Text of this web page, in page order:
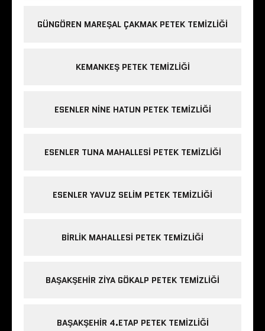
GÜNGÖREN MAREŞAL ÇAKMAK PETEK TEMIZLIĞI
KEMANKEŞ PETEK TEMIZLIĞI
ESENLER NINE HATUN PETEK TEMIZLIĞI
ESENLER TUNA MAHALLESI PETEK TEMIZLIĞI
ESENLER YAVUZ SELIM PETEK TEMIZLIĞI
BIRLIK MAHALLESI PETEK TEMIZLIĞI
BAŞAKŞEHIR ZIYA GÖKALP PETEK TEMIZLIĞI
BAŞAKŞEHIR 4.ETAP PETEK TEMIZLIĞI